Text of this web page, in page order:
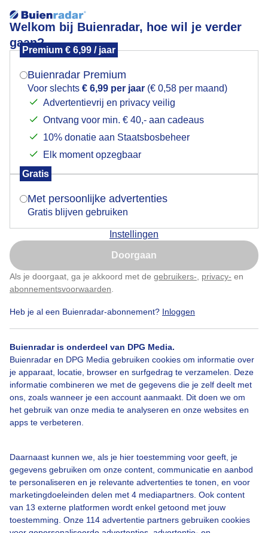
Welkom bij Buienradar, hoe wil je verder
gaan?
Premium € 6,99 / jaar
Buienradar Premium
Voor slechts € 6,99 per jaar (€ 0,58 per maand)
Advertentievrij en privacy veilig
Ontvang voor min. € 40,- aan cadeaus
10% donatie aan Staatsbosbeheer
Elk moment opzegbaar
Gratis
Met persoonlijke advertenties
Gratis blijven gebruiken
Instellingen
Doorgaan
Als je doorgaat, ga je akkoord met de gebruikers- privacy- en
abonnementsvoorwaarden
Heb je al een Buienradar-abonnement? Inloggen
Buienradar is onderdeel van DPG Media.
Buienradar en DPG Media gebruiken cookies om informatie over
je apparaat, locatie, browser en surfgedrag te verzamelen. Deze
informatie combineren we met de gegevens die je zelf deelt met
ons, zoals wanneer je een account aanmaakt. Dit doen we om
het gebruik van onze media te analyseren en onze websites en
apps te verbeteren.
Daarnaast kunnen we, als je hier toestemming voor geeft, je
gegevens gebruiken om onze content, communicatie en aanbod
te personaliseren en je relevante advertenties te tonen, en voor
marketingdoeleinden delen met 4 mediapartners. Ook content
van 13 externe platformen wordt enkel getoond met jouw
toestemming. Onze 114 advertentie partners gebruiken cookies
Zeilen
Door: Ton Wesselius
Bekijk slideshow
Een moment geduld aub...
Mogen we je locatie gebruiken voor het
Indien je hier nog geen akkoord op hebt gegeven,
verschijnt er zo een pop-up uit je browser waarin
Is goed, toon de popup
Nu niet, misschien later
Klik hierom dit aan te passen